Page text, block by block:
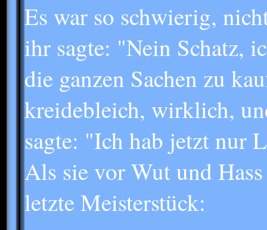
Es war so schwierig,
ihr sagte: "Nein Schatz,
die ganzen Sachen zu
kreidebleich, wirklich,
sagte: "Ich hab jetzt nur
Als sie vor Wut und
letzte Meisterstück: